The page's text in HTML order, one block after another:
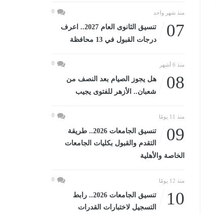
منذ شهر واحد 0
07
تنسيق الثانوى العام 2027.. اعرف
درجات القبول في 13 محافظة
منذ 6 أشهر 0
08
هل يجوز الصيام بعد النصف من
شعبان.. الأزهر للفتوى يجيب
منذ 11 يومًا 0
09
تنسيق الجامعات 2026.. طريقة
التقدم والقبول بكليات الجامعات
الخاصة والأهلية
منذ 12 يومًا 0
10
تنسيق الجامعات 2026.. رابط
التسجيل لاختبارات القدرات